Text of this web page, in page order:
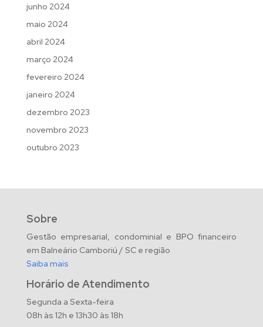
junho 2024
maio 2024
abril 2024
março 2024
fevereiro 2024
janeiro 2024
dezembro 2023
novembro 2023
outubro 2023
Sobre
Gestão empresarial, condominial e BPO financeiro
em Balneário Camboriú / SC e região
Saiba mais
Horário de Atendimento
Segunda a Sexta-feira
08h às 12h e 13h30 às 18h